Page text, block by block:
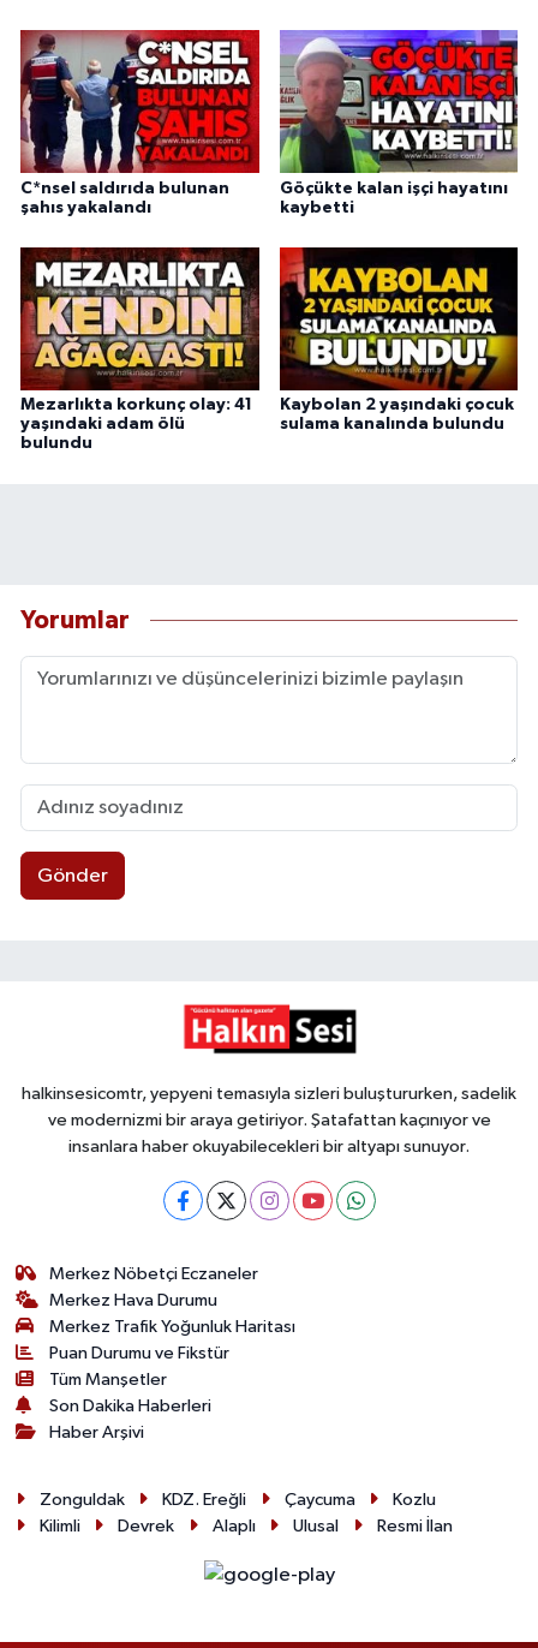
C*nsel saldırıda bulunan
şahıs yakalandı
Göçükte kalan işçi hayatını
kaybetti
Mezarlıkta korkunç olay: 41
yaşındaki adam ölü
bulundu
Kaybolan 2 yaşındaki çocuk
sulama kanalında bulundu
Yorumlar
Gönder
halkinsesicomtr, yepyeni temasıyla sizleri buluştururken, sadelik
ve modernizmi bir araya getiriyor. Şatafattan kaçınıyor ve
insanlara haber okuyabilecekleri bir altyapı sunuyor.
Merkez Nöbetçi Eczaneler
Merkez Hava Durumu
Merkez Trafik Yoğunluk Haritası
Puan Durumu ve Fikstür
Tüm Manşetler
Son Dakika Haberleri
Haber Arşivi
Zonguldak KDZ. Ereğli Çaycuma
Kozlu
Kilimli
Devrek Alaplı Ulusal Resmi İlan